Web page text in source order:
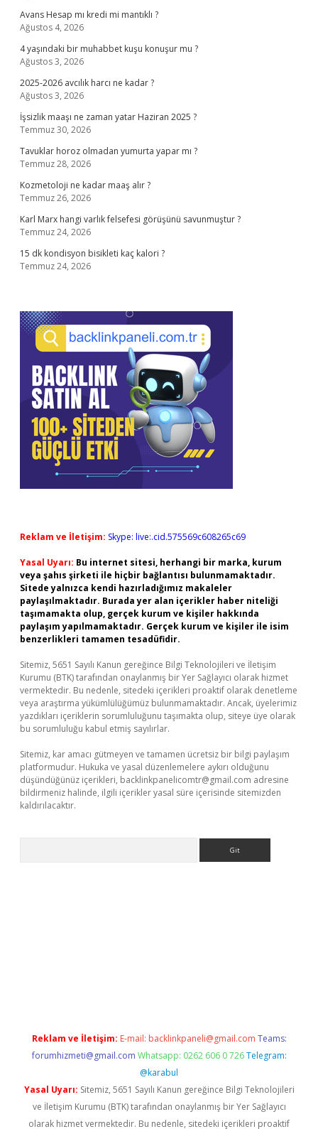
Avans Hesap mı kredi mi mantıklı ?
Ağustos 4, 2026
4 yaşındaki bir muhabbet kuşu konuşur mu ?
Ağustos 3, 2026
2025-2026 avcılık harcı ne kadar ?
Ağustos 3, 2026
İşsizlik maaşı ne zaman yatar Haziran 2025 ?
Temmuz 30, 2026
Tavuklar horoz olmadan yumurta yapar mı ?
Temmuz 28, 2026
Kozmetoloji ne kadar maaş alır ?
Temmuz 26, 2026
Karl Marx hangi varlık felsefesi görüşünü savunmuştur ?
Temmuz 24, 2026
15 dk kondisyon bisikleti kaç kalori ?
Temmuz 24, 2026
Reklam ve İletişim: Skype: live:.cid.575569c608265c69
Yasal Uyarı: Bu internet sitesi, herhangi bir marka, kurum
veya şahıs şirketi ile hiçbir bağlantısı bulunmamaktadır.
Sitede yalnızca kendi hazırladığımız makaleler
paylaşılmaktadır. Burada yer alan içerikler haber niteliği
taşımamakta olup, gerçek kurum ve kişiler hakkında
paylaşım yapılmamaktadır. Gerçek kurum ve kişiler ile isim
benzerlikleri tamamen tesadüfidir.
Sitemiz, 5651 Sayılı Kanun gereğince Bilgi Teknolojileri ve İletişim
Kurumu (BTK) tarafından onaylanmış bir Yer Sağlayıcı olarak hizmet
vermektedir. Bu nedenle, sitedeki içerikleri proaktif olarak denetleme
veya araştırma yükümlülüğümüz bulunmamaktadır. Ancak, üyelerimiz
yazdıkları içeriklerin sorumluluğunu taşımakta olup, siteye üye olarak
bu sorumluluğu kabul etmiş sayılırlar.
Sitemiz, kar amacı gütmeyen ve tamamen ücretsiz bir bilgi paylaşım
platformudur. Hukuka ve yasal düzenlemelere aykırı olduğunu
düşündüğünüz içerikleri, backlinkpanelicomtr@gmail.com adresine
bildirmeniz halinde, ilgili içerikler yasal süre içerisinde sitemizden
kaldırılacaktır.
Reklam ve İletişim: E-mail: backlinkpaneli@gmail.com Teams:
forumhizmeti@gmail.com Whatsapp: 0262 606 0 726 Telegram:
@karabul
Yasal Uyarı: Sitemiz, 5651 Sayılı Kanun gereğince Bilgi Teknolojileri
ve İletişim Kurumu (BTK) tarafından onaylanmış bir Yer Sağlayıcı
olarak hizmet vermektedir. Bu nedenle, sitedeki içerikleri proaktif